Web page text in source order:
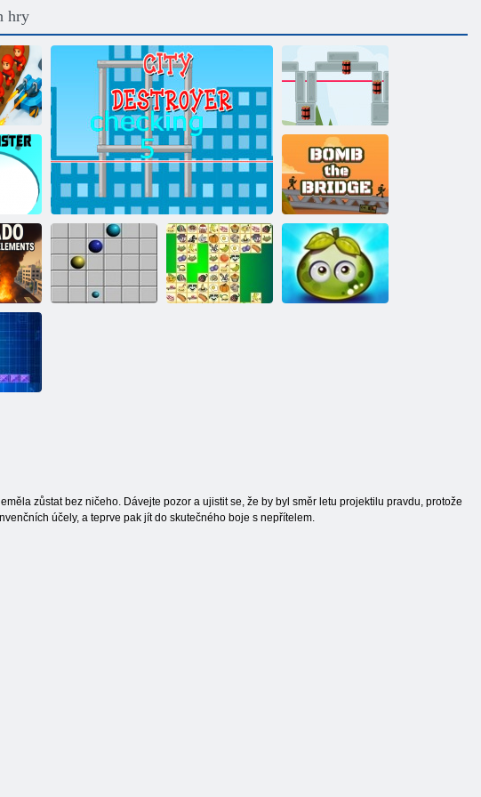
hry
Super
torpédoborec
Bomb most
zůstat bez ničeho. Dávejte pozor a ujistit se, že by byl směr letu projektilu pravdu, protože
účely, a teprve pak jít do skutečného boje s nepřítelem.